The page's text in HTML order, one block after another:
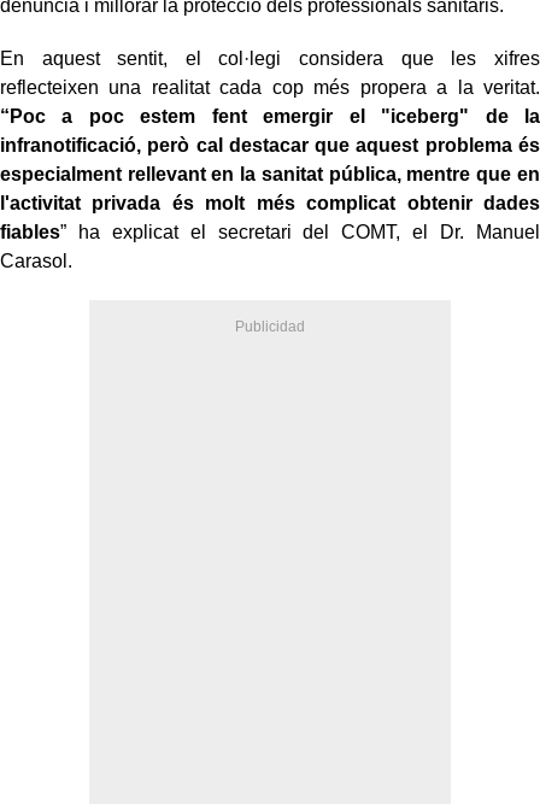
denúncia i millorar la protecció dels professionals sanitaris.
En aquest sentit, el col·legi considera que les xifres
reflecteixen una realitat cada cop més propera a la veritat.
“Poc a poc estem fent emergir el "iceberg" de la
infranotificació, però cal destacar que aquest problema és
especialment rellevant en la sanitat pública, mentre que en
l'activitat privada és molt més complicat obtenir dades
fiables” ha explicat el secretari del COMT, el Dr. Manuel
Carasol.